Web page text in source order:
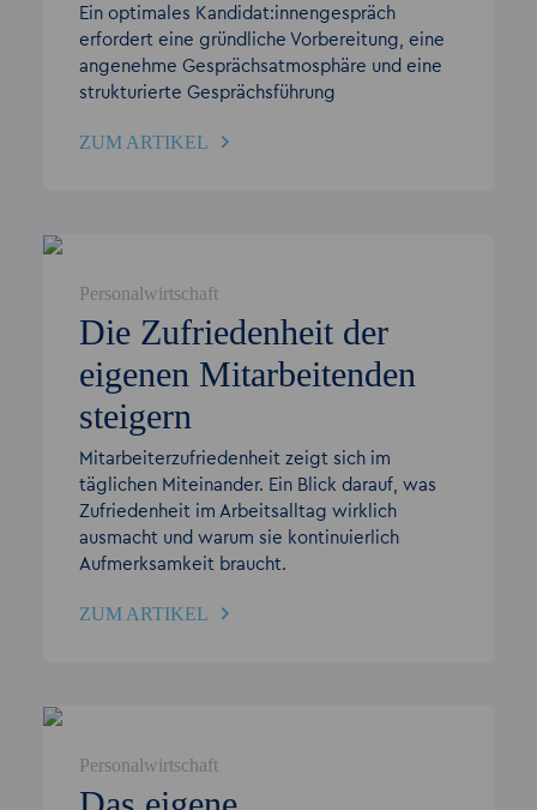
Ein optimales Kandidat:innengespräch
erfordert eine gründliche Vorbereitung, eine
angenehme Gesprächsatmosphäre und eine
strukturierte Gesprächsführung
ZUM ARTIKEL
Personalwirtschaft
Die Zufriedenheit der
eigenen Mitarbeitenden
steigern
Mitarbeiterzufriedenheit zeigt sich im
täglichen Miteinander. Ein Blick darauf, was
Zufriedenheit im Arbeitsalltag wirklich
ausmacht und warum sie kontinuierlich
Aufmerksamkeit braucht.
ZUM ARTIKEL
Personalwirtschaft